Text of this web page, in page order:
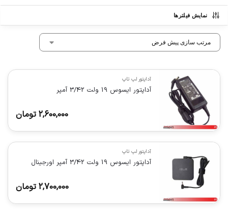
نمایش فیلترها
آداپتور لپ تاپ
آداپتور ایسوس 19 ولت 3/42 آمپر
2,600,000 تومان
آداپتور لپ تاپ
آداپتور ایسوس 19 ولت 3/42 آمپر اورجینال
2,700,000 تومان